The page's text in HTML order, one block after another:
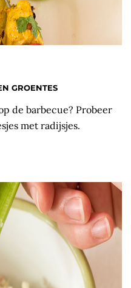
GROENTES
de barbecue? Probeer
met radijsjes.